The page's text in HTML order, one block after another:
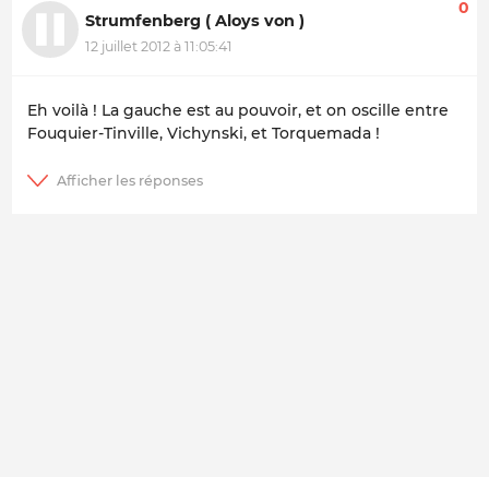
Strumfenberg ( Aloys von )
12 juillet 2012 à 11:05:41
0
Eh voilà ! La gauche est au pouvoir, et on oscille entre
Fouquier-Tinville, Vichynski, et Torquemada !